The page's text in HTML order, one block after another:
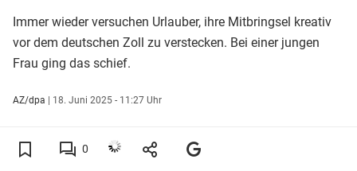
Immer wieder versuchen Urlauber, ihre Mitbringsel kreativ
vor dem deutschen Zoll zu verstecken. Bei einer jungen
Frau ging das schief.
AZ/dpa | 18. Juni 2025 - 11:27 Uhr
0